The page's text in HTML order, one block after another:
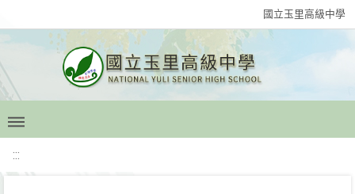
國立玉里高級中學
:::